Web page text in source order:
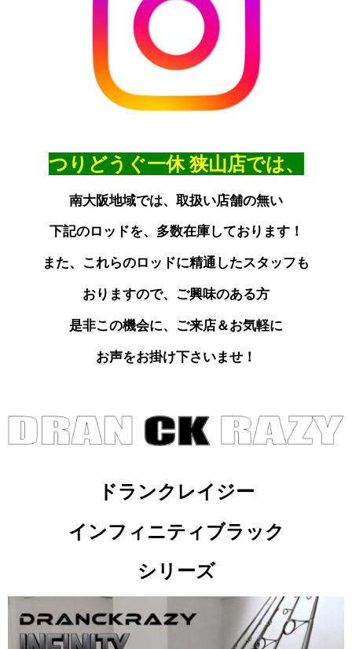
つりどうぐ一休狭山店では、
南大阪地域では、取扱い店舗の無い
下記のロッドを、多数在庫しております！
また、これらのロッドに精通したスタッフも
おりますので、 ご興味のある方
是非この機会に、ご来店＆お気軽に
お声をお掛け下さいませ！
ドランクレイジー
インフィニティブラック
シリーズ